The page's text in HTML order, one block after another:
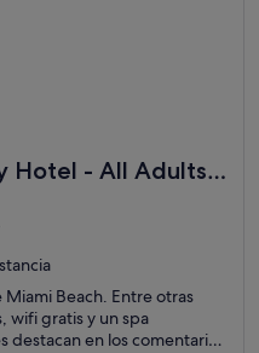
Hotel - All Adults
Beach. Entre otras
wifi gratis y un spa
en los comentarios